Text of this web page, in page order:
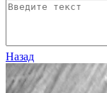
Назад